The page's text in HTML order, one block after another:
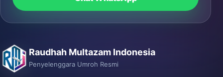
Raudhah Multazam Indonesia
Penyelenggara Umroh Resmi